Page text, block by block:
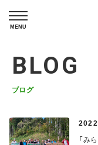
MENU
BLOG
ブログ
「み